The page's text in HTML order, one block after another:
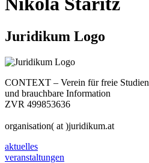
Juridikum Logo
CONTEXT – Verein für freie Studien
und brauchbare Information
ZVR 499853636
organisation( at )juridikum.at
aktuelles
veranstaltungen